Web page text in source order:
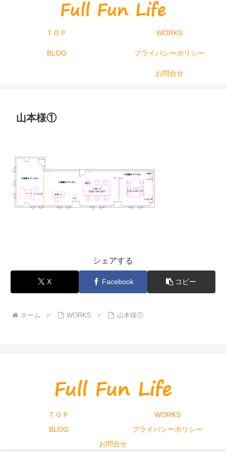
ＴＯＰ WORKS
BLOG プライバシーポリシー
お問合せ
山本様①
シェアする
X Facebook コピー
ホーム WORKS 山本様①
ＴＯＰ
WORKS
BLOG
プライバシーポリシー
お問合せ